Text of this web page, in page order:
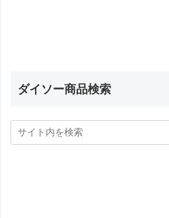
ダイソー商品検索